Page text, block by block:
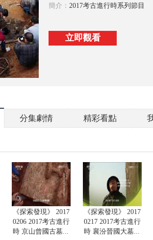
簡介： 2017考古進行時系列節目
立即觀看
分集劇情 精彩看點
《探索發現》 2017
0206 2017考古進行
時 京山曾國古墓...
《探索發現》 2017
0217 2017考古進行
時 襄汾晉國大墓...